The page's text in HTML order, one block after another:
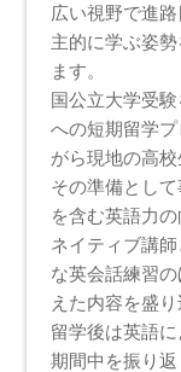
広い視野で進
主的に学ぶ姿
ます。
国公立大学受
への短期留学
がら現地の高校
その準備とし
を含む英語力の
ネイティブ講
な英会話練習
えた内容を盛り
留学後は英語
期間中を振り返